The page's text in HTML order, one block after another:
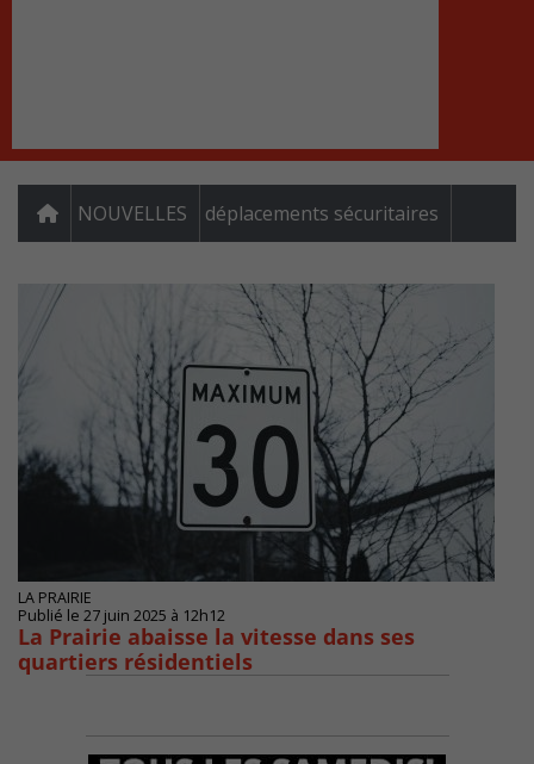
NOUVELLES déplacements sécuritaires
LA PRAIRIE
Publié le 27 juin 2025 à 12h12
La Prairie abaisse la vitesse dans ses
quartiers résidentiels